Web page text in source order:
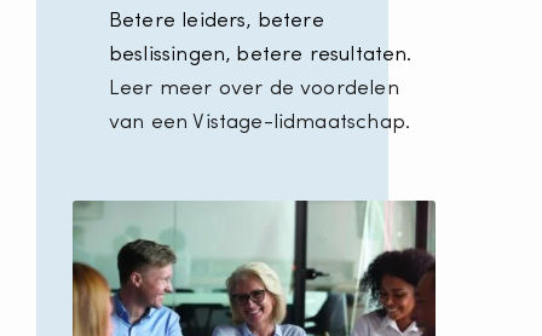
Betere leiders, betere
beslissingen, betere resultaten.
Leer meer over de voordelen
van een Vistage-lidmaatschap.